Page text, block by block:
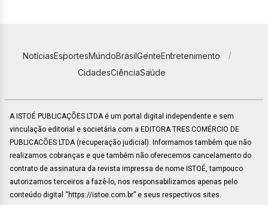
NotíciasEsportesMundoBrasilGenteEntretenimento
CidadesCiênciaSaúde
A ISTOÉ PUBLICAÇÕES LTDA é um portal digital independente e sem
vinculação editorial e societária com a EDITORA TRES COMÉRCIO DE
PUBLICACÕES LTDA (recuperação judicial). Informamos também que não
realizamos cobranças e que também não oferecemos cancelamento do
contrato de assinatura da revista impressa de nome ISTOÉ, tampouco
autorizamos terceiros a fazê-lo, nos responsabilizamos apenas pelo
conteúdo digital “https://istoe.com.br” e seus respectivos sites.